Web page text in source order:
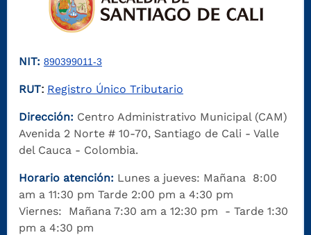
NIT: 890399011-3
RUT: Registro Único Tributario
Dirección: Centro Administrativo Municipal (CAM)
Avenida 2 Norte # 10-70, Santiago de Cali - Valle
del Cauca - Colombia.
Horario atención: Lunes a jueves: Mañana 8:00
am a 11:30 pm Tarde 2:00 pm a 4:30 pm
Viernes: Mañana 7:30 am a 12:30 pm - Tarde 1:30
pm a 4:30 pm